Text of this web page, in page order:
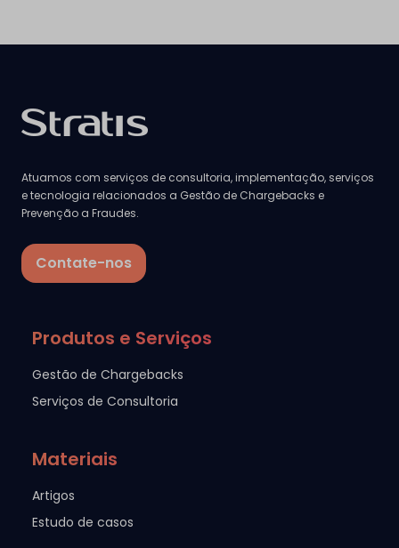
Atuamos com serviços de consultoria, implementação, serviços
e tecnologia relacionados a Gestão de Chargebacks e
Prevenção a Fraudes.
Contate-nos
Produtos e Serviços
Gestão de Chargebacks
Serviços de Consultoria
Materiais
Artigos
Estudo de casos